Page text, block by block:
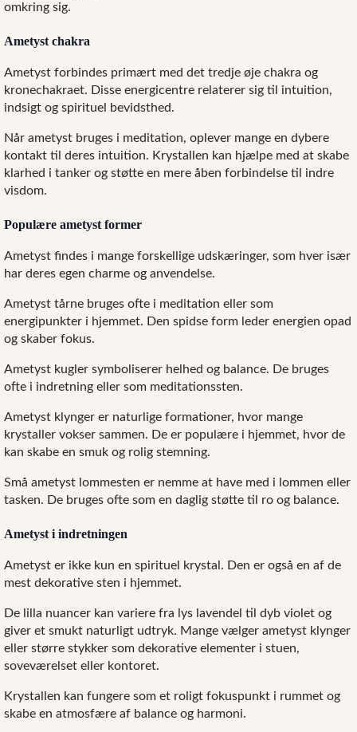
omkring sig.
Ametyst chakra
Ametyst forbindes primært med det tredje øje chakra og
kronechakraet. Disse energicentre relaterer sig til intuition,
indsigt og spirituel bevidsthed.
Når ametyst bruges i meditation, oplever mange en dybere
kontakt til deres intuition. Krystallen kan hjælpe med at skabe
klarhed i tanker og støtte en mere åben forbindelse til indre
visdom.
Populære ametyst former
Ametyst findes i mange forskellige udskæringer, som hver især
har deres egen charme og anvendelse.
Ametyst tårne bruges ofte i meditation eller som
energipunkter i hjemmet. Den spidse form leder energien opad
og skaber fokus.
Ametyst kugler symboliserer helhed og balance. De bruges
ofte i indretning eller som meditationssten.
Ametyst klynger er naturlige formationer, hvor mange
krystaller vokser sammen. De er populære i hjemmet, hvor de
kan skabe en smuk og rolig stemning.
Små ametyst lommesten er nemme at have med i lommen eller
tasken. De bruges ofte som en daglig støtte til ro og balance.
Ametyst i indretningen
Ametyst er ikke kun en spirituel krystal. Den er også en af de
mest dekorative sten i hjemmet.
De lilla nuancer kan variere fra lys lavendel til dyb violet og
giver et smukt naturligt udtryk. Mange vælger ametyst klynger
eller større stykker som dekorative elementer i stuen,
soveværelset eller kontoret.
Krystallen kan fungere som et roligt fokuspunkt i rummet og
skabe en atmosfære af balance og harmoni.